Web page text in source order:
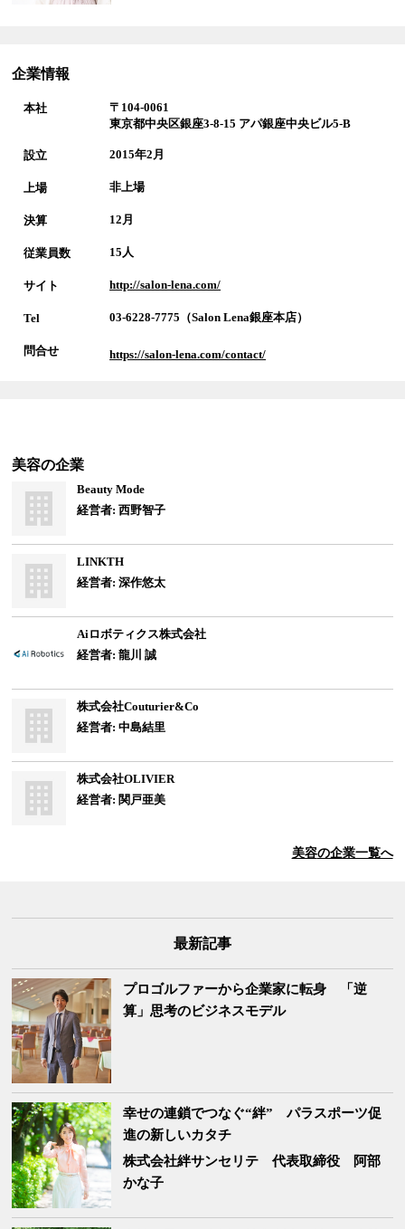
企業情報
本社
〒104-0061
東京都中央区銀座3-8-15 アパ銀座中央ビル5-B
設立 2015年2月
上場 非上場
決算 12月
従業員数 15人
サイト http://salon-lena.com/
Tel 03-6228-7775（Salon Lena銀座本店）
問合せ https://salon-lena.com/contact/
美容の企業
Beauty Mode
経営者: 西野智子
LINKTH
経営者: 深作悠太
Aiロボティクス株式会社
経営者: 龍川 誠
株式会社Couturier&Co
経営者: 中島結里
株式会社OLIVIER
経営者: 関戸亜美
美容の企業一覧へ
最新記事
プロゴルファーから企業家に転身 「逆
算」思考のビジネスモデル
幸せの連鎖でつなぐ“絆” パラスポーツ促
進の新しいカタチ
株式会社絆サンセリテ
代表取締役 阿部
かな子